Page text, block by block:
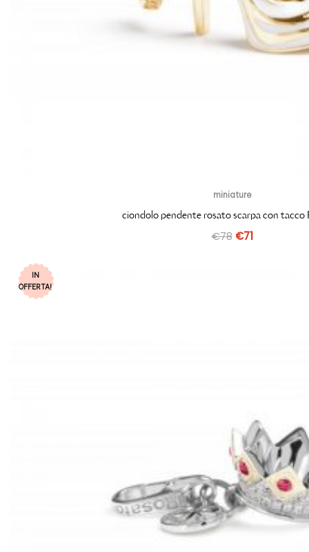
miniature
ciondolo pendente rosato scarpa con tacco
€78 €71
IN
OFFERTA!